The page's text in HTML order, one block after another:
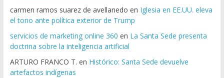
carmen ramos suarez de avellanedo en Iglesia en EE.UU. eleva
el tono ante política exterior de Trump
servicios de marketing online 360 en La Santa Sede presenta
doctrina sobre la inteligencia artificial
ARTURO FRANCO T. en Histórico: Santa Sede devuelve
artefactos indígenas